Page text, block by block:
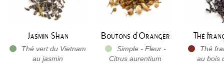
Jasmin Shan
Thé vert du Vietnam
au jasmin
Boutons d'Oranger
Simple - Fleur -
Citrus aurentium
Thé
Thé
au bois